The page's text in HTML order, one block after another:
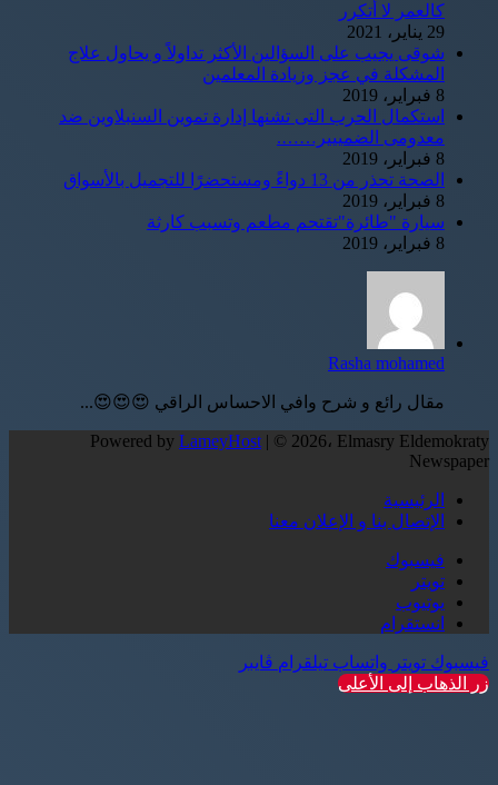
كالعمر لا أتكرر
29 يناير، 2021
شوقى يجيب على السؤالين الأكثر تداولاً و يحاول علاج
المشكلة في عجز وزيادة المعلمين
8 فبراير، 2019
استكمال الحرب التى تشنها إدارة تموين السنبلاوين ضد
معدومى الضمييير…….
8 فبراير، 2019
الصحة تحذر من 13 دواءً ومستحضرًا للتجميل بالأسواق
8 فبراير، 2019
سيارة "طائرة"تقتحم مطعم وتسبب كارثة
8 فبراير، 2019
Rasha mohamed
مقال رائع و شرح وافي الاحساس الراقي 😍😍😍...
Powered by LameyHost | © 2026، Elmasry Eldemokraty
Newspaper
الرئيسية
الإتصال بنا و الإعلان معنا
فيسبوك
تويتر
يوتيوب
انستقرام
فيسبوك تويتر واتساب تيلقرام ڤايبر
زر الذهاب إلى الأعلى